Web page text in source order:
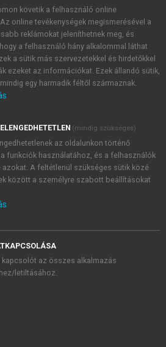
újdonságairól, akcióiról.
Kiadó Zrt. újdonságairól,
foglaltakat tudomásul
feltételeket, valamint a szotar.netés a
foglaltakat
elfogadom.
követik a felhasználó online
online tevékenységek megismerésével a
reklámokat jeleníthetnek meg, és
a felhasználó hány alkalommal láthat
a sütik más szervezetekkel és hirdetőkkel
ezeket az információkat. Ezek állandó sütik,
egy harmadik féltől származnak.
(mindig szükséges)
az oldalunkon történő
funkciók használatához, és a felhasználók
azokat. A feltétlenül szükséges sütik közé
között a személyre szabott beállításokat
kapcsolót az összes alkalmazás
letiltásához.